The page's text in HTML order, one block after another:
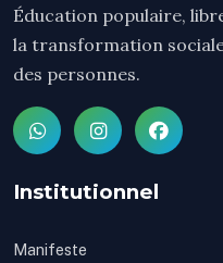
Éducation populaire,
la transformation
des personnes.
Institutionnel
Manifeste